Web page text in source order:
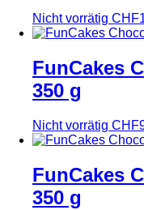
Nicht vorrätig CHF
FunCakes
350 g
Nicht vorrätig CHF
FunCakes
350 g